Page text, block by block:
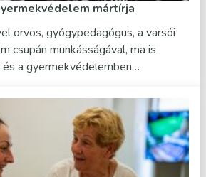
mártírja
orvos, gyógypedagógus, a varsói
csupán munkásságával, ma is
a gyermekvédelemben…